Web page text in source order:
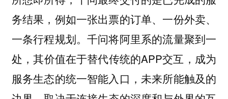
务结果，例如一张出票的订单、一份外卖、
一条行程规划。千问将阿里系的流量聚到一
处，其价值在于替代传统的APP交互，成为
服务生态的统一智能入口，未来所能触及的